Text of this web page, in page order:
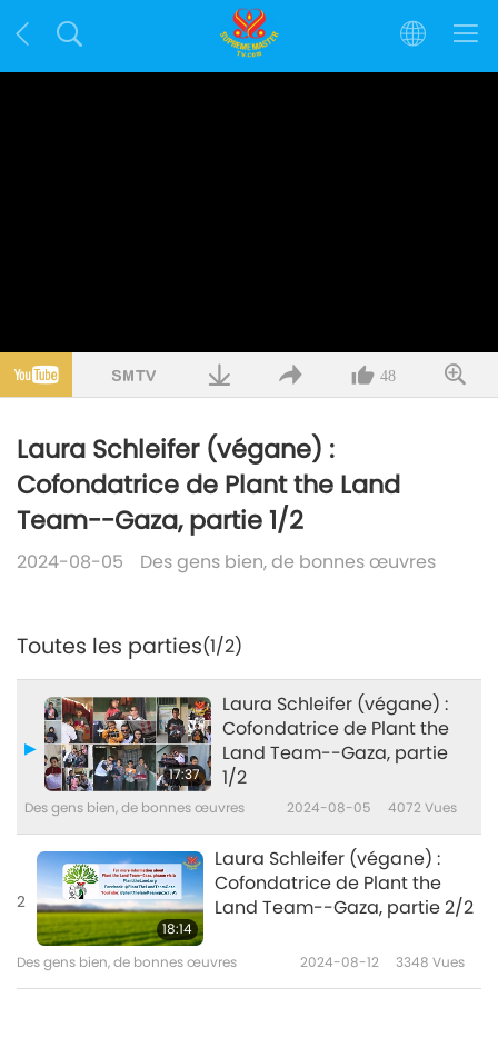
48
Laura Schleifer (végane) :
Cofondatrice de Plant the Land
Team--Gaza, partie 1/2
2024-08-05 Des gens bien, de bonnes œuvres
Toutes les parties(1/2)
17:37
Laura Schleifer (végane) :
Cofondatrice de Plant the
Land Team--Gaza, partie
1/2
Des gens bien, de bonnes œuvres 2024-08-05 4072Vues
2
18:14
Laura Schleifer (végane) :
Cofondatrice de Plant the
Land Team--Gaza, partie 2/2
Des gens bien, de bonnes œuvres 2024-08-12 3348 Vues